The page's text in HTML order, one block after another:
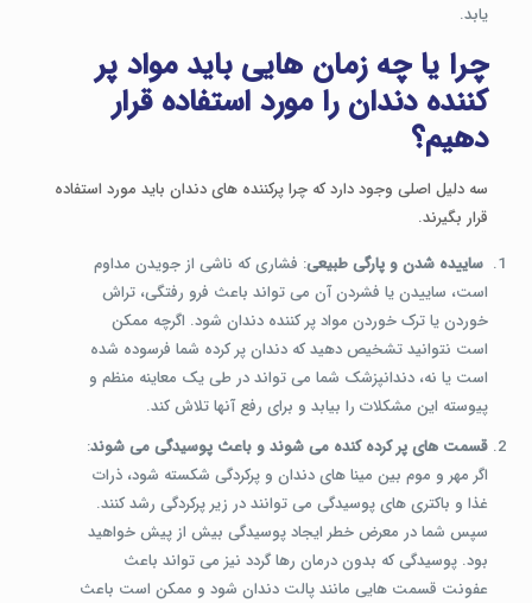
یابد.
چرا یا چه زمان هایی باید مواد پر
کننده دندان را مورد استفاده قرار
دهیم؟
سه دلیل اصلی وجود دارد که چرا پرکننده های دندان باید مورد استفاده
قرار بگیرند.
ساییده شدن و پارگی طبیعی: فشاری که ناشی از جویدن مداوم
است، ساییدن یا فشردن آن می تواند باعث فرو رفتگی، تراش
خوردن یا ترک خوردن مواد پر کننده دندان شود. اگرچه ممکن
است نتوانید تشخیص دهید که دندان پر کرده شما فرسوده شده
است یا نه، دندانپزشک شما می تواند در طی یک معاینه منظم و
پیوسته این مشکلات را بیابد و برای رفع آنها تلاش کند.
قسمت های پر کرده کنده می شوند و باعث پوسیدگی می شوند:
اگر مهر و موم بین مینا های دندان و پرکردگی شکسته شود، ذرات
غذا و باکتری های پوسیدگی می توانند در زیر پرکردگی رشد کنند.
سپس شما در معرض خطر ایجاد پوسیدگی بیش از پیش خواهید
بود. پوسیدگی که بدون درمان رها گردد نیز می تواند باعث
عفونت قسمت هایی مانند پالت دندان شود و ممکن است باعث